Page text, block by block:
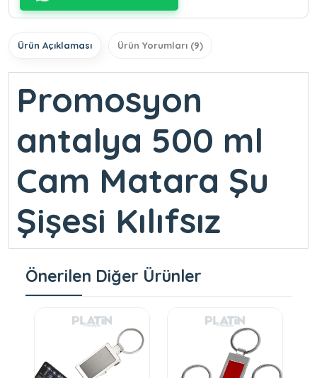
Ürün Açıklaması Ürün Yorumları (9)
Promosyon
antalya 500 ml
Cam Matara Şu
Şişesi Kılıfsız
Önerilen Diğer Ürünler